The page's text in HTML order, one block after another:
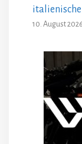
10. August 2026